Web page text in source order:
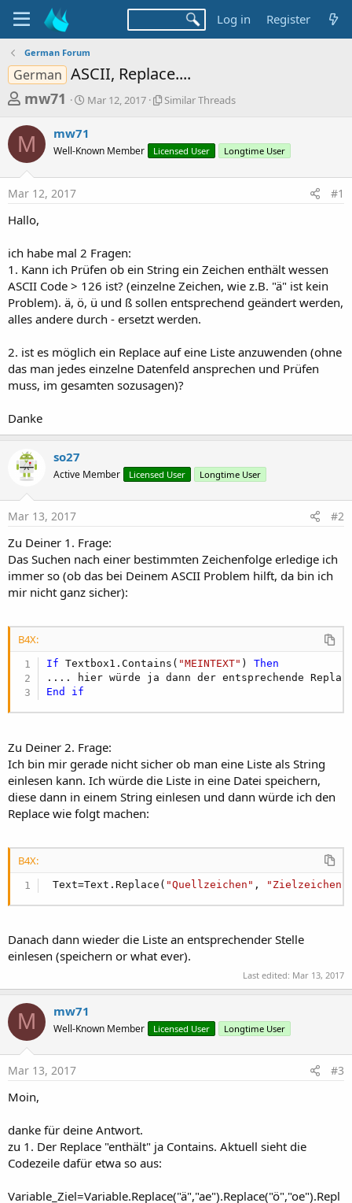
Log in Register
German Forum
German ASCII, Replace....
T
r
e
a
d
s
a
r
t
e
mw71
S
r
t
a
Mar 12, 2017
S
l
r
d
Similar Threads
M mw71
Well-Known Member Licensed User Longtime User
Mar 12, 2017 #1
Hallo,
ich habe mal 2 Fragen:
1. Kann ich Prüfen ob ein String ein Zeichen enthält wessen
ASCII Code > 126 ist? (einzelne Zeichen, wie z.B. "ä" ist kein
Problem). ä, ö, ü und ß sollen entsprechend geändert werden,
alles andere durch - ersetzt werden.
2. ist es möglich ein Replace auf eine Liste anzuwenden (ohne
das man jedes einzelne Datenfeld ansprechen und Prüfen
muss, im gesamten sozusagen)?
Danke
so27
Active Member Licensed User Longtime User
Mar 13, 2017 #2
Zu Deiner 1. Frage:
Das Suchen nach einer bestimmten Zeichenfolge erledige ich
immer so (ob das bei Deinem ASCII Problem hilft, da bin ich
mir nicht ganz sicher):
B4X:
If Textbox1.Contains( "MEINTEXT" ) Then
End if
Zu Deiner 2. Frage:
Ich bin mir gerade nicht sicher ob man eine Liste als String
einlesen kann. Ich würde die Liste in eine Datei speichern,
diese dann in einem String einlesen und dann würde ich den
Replace wie folgt machen:
B4X:
Text=Text.Replace( "Quellzeichen" , "Zielzeichen"
Danach dann wieder die Liste an entsprechender Stelle
einlesen (speichern or what ever).
Last edited: Mar 13, 2017
M mw71
Well-Known Member Licensed User Longtime User
Mar 13, 2017 #3
Moin,
danke für deine Antwort.
zu 1. Der Replace "enthält" ja Contains. Aktuell sieht die
Codezeile dafür etwa so aus:
Variable_Ziel=Variable.Replace("ä","ae").Replace("ö","oe").Repl